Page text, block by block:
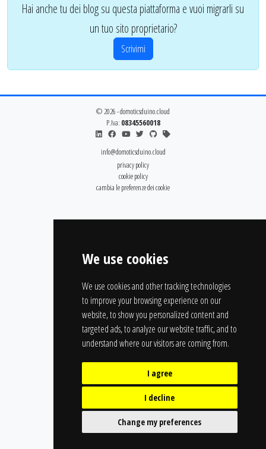
We use cookies
We use cookies and other tracking technologies
to improve your browsing experience on our
website, to show you personalized content and
targeted ads, to analyze our website traffic, and to
understand where our visitors are coming from.
I agree
I decline
Change my preferences
Hai anche tu dei blog su questa piattaforma e vuoi migrarli su
un tuo sito proprietario?
Scrivimi
© 2026 - domoticsduino.cloud
P.Iva: 08345560018
info@domoticsduino.cloud
privacy policy
cookie policy
cambia le preferenze dei cookie